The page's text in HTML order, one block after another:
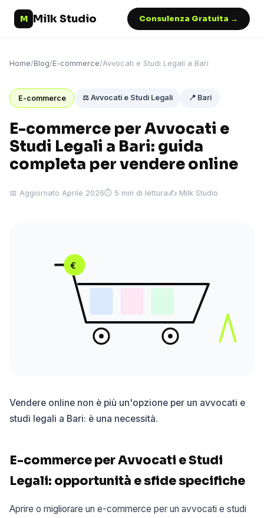
M Milk Studio Consulenza Gratuita →
Home/Blog/E-commerce/Avvocati e Studi Legali a Bari
E-commerce ⚖️ Avvocati e Studi Legali 📍 Bari
E-commerce per Avvocati e
Studi Legali a Bari: guida
completa per vendere online
📅 Aggiornato Aprile 2026⏱ 5 min di lettura✍️ Milk Studio
€
Vendere online non è più un'opzione per un avvocati e
studi legali a Bari: è una necessità.
E-commerce per Avvocati e Studi
Legali: opportunità e sfide specifiche
Aprire o migliorare un e-commerce per un avvocati e studi